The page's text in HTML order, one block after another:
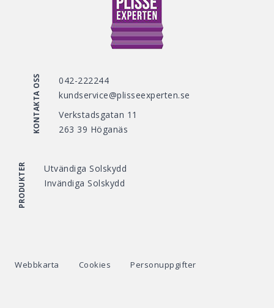
KONTAKTA OSS
042-222244
kundservice@plisseexperten.se
Verkstadsgatan 11
263 39 Höganäs
PRODUKTER
Utvändiga Solskydd
Invändiga Solskydd
Webbkarta Cookies Personuppgifter